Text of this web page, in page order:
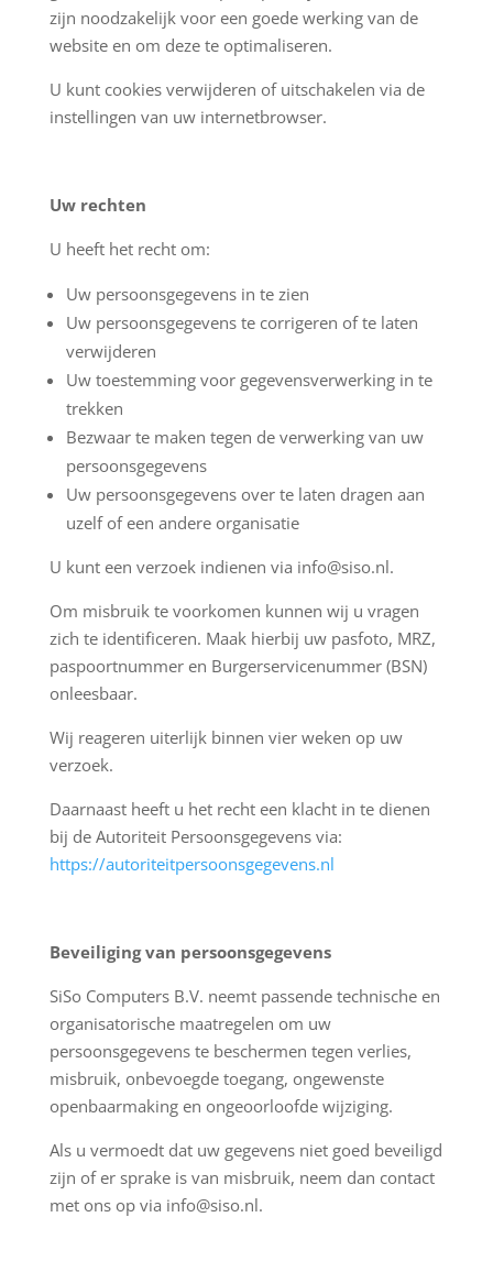
zijn noodzakelijk voor een goede werking van de
website en om deze te optimaliseren.
U kunt cookies verwijderen of uitschakelen via de
instellingen van uw internetbrowser.
Uw rechten
U heeft het recht om:
Uw persoonsgegevens in te zien
Uw persoonsgegevens te corrigeren of te laten
verwijderen
Uw toestemming voor gegevensverwerking in te
trekken
Bezwaar te maken tegen de verwerking van uw
persoonsgegevens
Uw persoonsgegevens over te laten dragen aan
uzelf of een andere organisatie
U kunt een verzoek indienen via info@siso.nl.
Om misbruik te voorkomen kunnen wij u vragen
zich te identificeren. Maak hierbij uw pasfoto, MRZ,
paspoortnummer en Burgerservicenummer (BSN)
onleesbaar.
Wij reageren uiterlijk binnen vier weken op uw
verzoek.
Daarnaast heeft u het recht een klacht in te dienen
bij de Autoriteit Persoonsgegevens via:
https://autoriteitpersoonsgegevens.nl
Beveiliging van persoonsgegevens
SiSo Computers B.V. neemt passende technische en
organisatorische maatregelen om uw
persoonsgegevens te beschermen tegen verlies,
misbruik, onbevoegde toegang, ongewenste
openbaarmaking en ongeoorloofde wijziging.
Als u vermoedt dat uw gegevens niet goed beveiligd
zijn of er sprake is van misbruik, neem dan contact
met ons op via info@siso.nl.